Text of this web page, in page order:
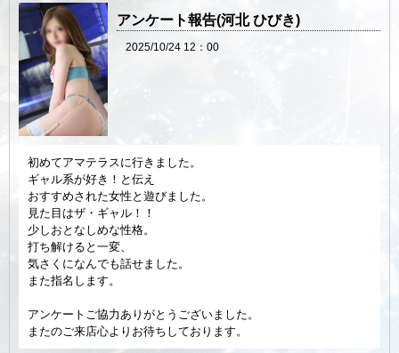
アンケート報告(河北 ひびき)
2025/10/24 12：00
初めてアマテラスに行きました。
ギャル系が好き！と伝え
おすすめされた女性と遊びました。
見た目はザ・ギャル！！
少しおとなしめな性格。
打ち解けると一変、
気さくになんでも話せました。
また指名します。
アンケートご協力ありがとうございました。
またのご来店心よりお待ちしております。